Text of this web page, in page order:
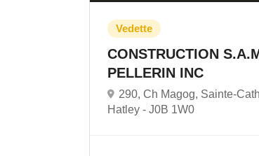
CONSTRUCTION
PELLERIN INC
290, Ch Magog, Sainte-
Hatley - J0B 1W0